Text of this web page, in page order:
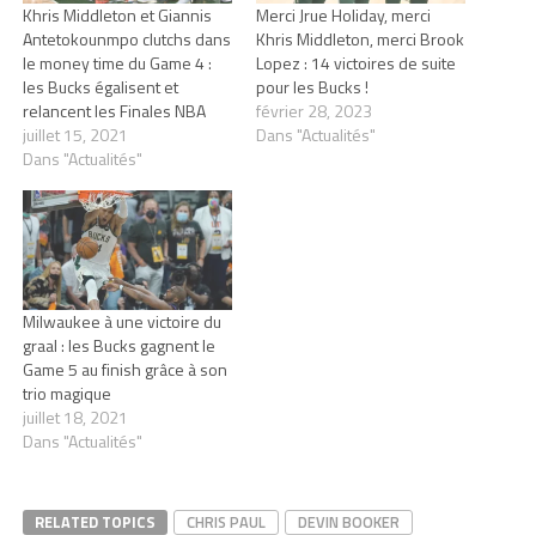
Khris Middleton et Giannis
Antetokounmpo clutchs dans
le money time du Game 4 :
les Bucks égalisent et
relancent les Finales NBA
juillet 15, 2021
Dans "Actualités"
Merci Jrue Holiday, merci
Khris Middleton, merci Brook
Lopez : 14 victoires de suite
pour les Bucks !
février 28, 2023
Dans "Actualités"
Milwaukee à une victoire du
graal : les Bucks gagnent le
Game 5 au finish grâce à son
trio magique
juillet 18, 2021
Dans "Actualités"
RELATED TOPICS CHRIS PAUL
DEVIN BOOKER